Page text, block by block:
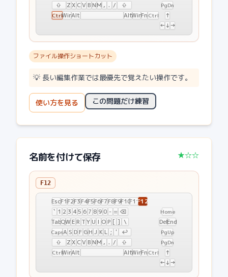
⇧
Z X CV B NM , . / ⇧
CtrlWinAlt AltWinFn Ctrl
PgDn
↑
←↓→
ファイル操作ショートカット
💡 長い編集作業では最優先で覚えたい操作です。
使い方を見る この問題だけ練習
名前を付けて保存 ★☆☆
F12
EscF1F2F3F4F5F6F7F8F9F10F11F12
` 1 2 3 45 6 7 8 9 0 - = ⌫
TabQWE R T Y U I OP [ ] \
CapsA S D F GH J K L ; '
↩
⇧
Z X CV B NM , . / ⇧
CtrlWinAlt AltWinFn Ctrl
Home
DelEnd
PgUp
PgDn
↑
←↓→